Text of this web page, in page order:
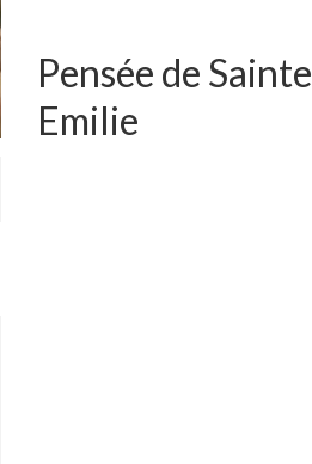
Pensée de Sainte
Emilie